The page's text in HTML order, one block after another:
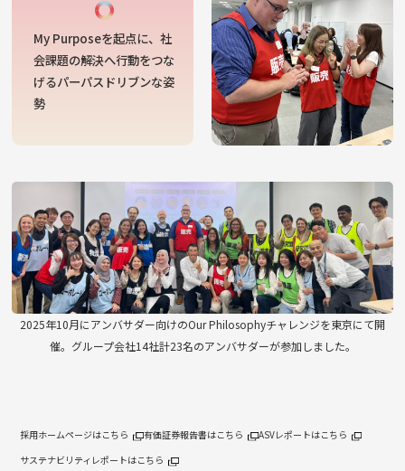
My Purposeを起点に、社
会課題の解決へ行動をつな
げるパーパスドリブンな姿
勢
2025年10月にアンバサダー向けのOur Philosophyチャレンジを東京にて開
催。 グループ会社14社計23名のアンバサダーが参加しました。
採用ホームページはこちら 有価証券報告書はこちら
ASVレポートはこちら
サステナビリティレポートはこちら